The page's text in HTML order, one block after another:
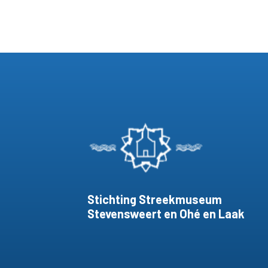
Stichting Streekmuseum
Stevensweert en Ohé en Laak